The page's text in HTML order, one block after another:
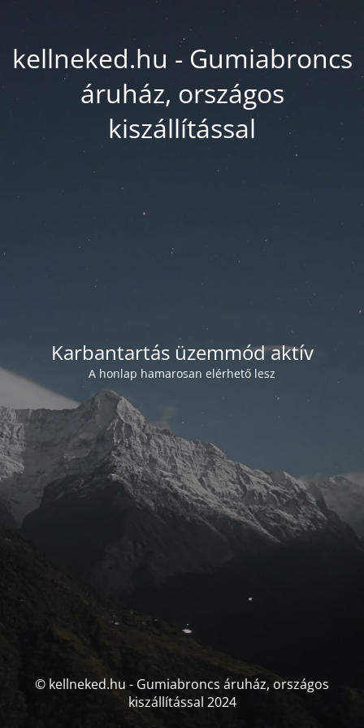
kellneked.hu - Gumiabroncs
áruház, országos
kiszállítással
Karbantartás üzemmód aktív
A honlap hamarosan elérhető lesz
© kellneked.hu - Gumiabroncs áruház, országos
kiszállítással 2024